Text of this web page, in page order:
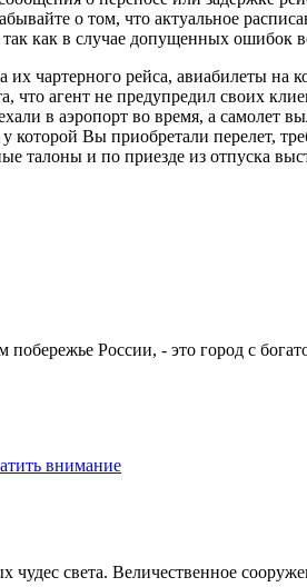
о том, что актуальное
как в случае допущенных ошибок
их чартерного рейса, авиабилеты
что агент не предупредил своих
в аэропорт во время, а самолет
которой Вы приобретали перелет,
талоны и по приезде из отпуска
России, - это город с
света. Величественное